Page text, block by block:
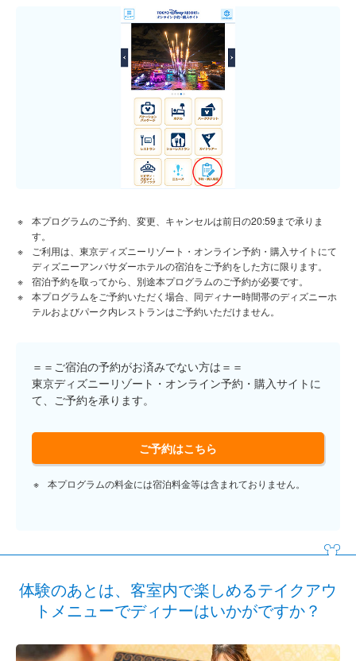
本プログラムのご予約、変更、キャンセルは前日の20:59まで承りま
す。
ご利用は、東京ディズニーリゾート・オンライン予約・購入サイトにて
ディズニーアンバサダーホテルの宿泊をご予約をした方に限ります。
宿泊予約を取ってから、別途本プログラムのご予約が必要です。
本プログラムをご予約いただく場合、同ディナー時間帯のディズニーホ
テルおよびパーク内レストランはご予約いただけません。
＝＝ご宿泊の予約がお済みでない方は＝＝
東京ディズニーリゾート・オンライン予約・購入サイトに
て、ご予約を承ります。
ご予約はこちら
本プログラムの料金には宿泊料金等は含まれておりません。
体験のあとは、客室内で楽しめるテイクアウ
トメニューでディナーはいかがですか？